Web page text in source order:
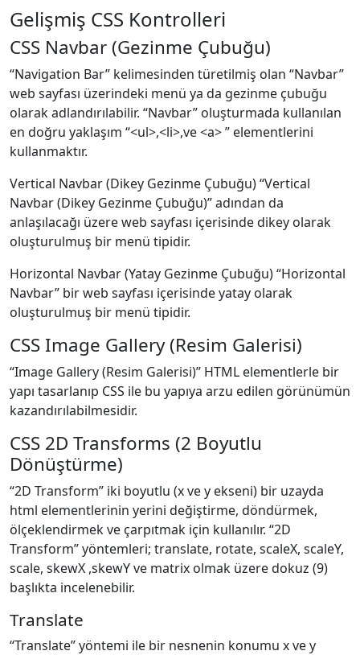
Gelişmiş CSS Kontrolleri
CSS Navbar (Gezinme Çubuğu)
“Navigation Bar” kelimesinden türetilmiş olan “Navbar”
web sayfası üzerindeki menü ya da gezinme çubuğu
olarak adlandırılabilir. “Navbar” oluşturmada kullanılan
en doğru yaklaşım “<ul>,<li>,ve <a> ” elementlerini
kullanmaktır.
Vertical Navbar (Dikey Gezinme Çubuğu) “Vertical
Navbar (Dikey Gezinme Çubuğu)” adından da
anlaşılacağı üzere web sayfası içerisinde dikey olarak
oluşturulmuş bir menü tipidir.
Horizontal Navbar (Yatay Gezinme Çubuğu) “Horizontal
Navbar” bir web sayfası içerisinde yatay olarak
oluşturulmuş bir menü tipidir.
CSS Image Gallery (Resim Galerisi)
“Image Gallery (Resim Galerisi)” HTML elementlerle bir
yapı tasarlanıp CSS ile bu yapıya arzu edilen görünümün
kazandırılabilmesidir.
CSS 2D Transforms (2 Boyutlu
Dönüştürme)
“2D Transform” iki boyutlu (x ve y ekseni) bir uzayda
html elementlerinin yerini değiştirme, döndürmek,
ölçeklendirmek ve çarpıtmak için kullanılır. “2D
Transform” yöntemleri; translate, rotate, scaleX, scaleY,
scale, skewX ,skewY ve matrix olmak üzere dokuz (9)
başlıkta incelenebilir.
Translate
“Translate” yöntemi ile bir nesnenin konumu x ve y